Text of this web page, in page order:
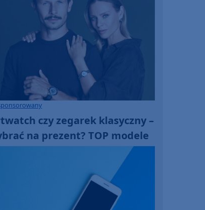
czy zegarek klasyczny –
na prezent? TOP modele